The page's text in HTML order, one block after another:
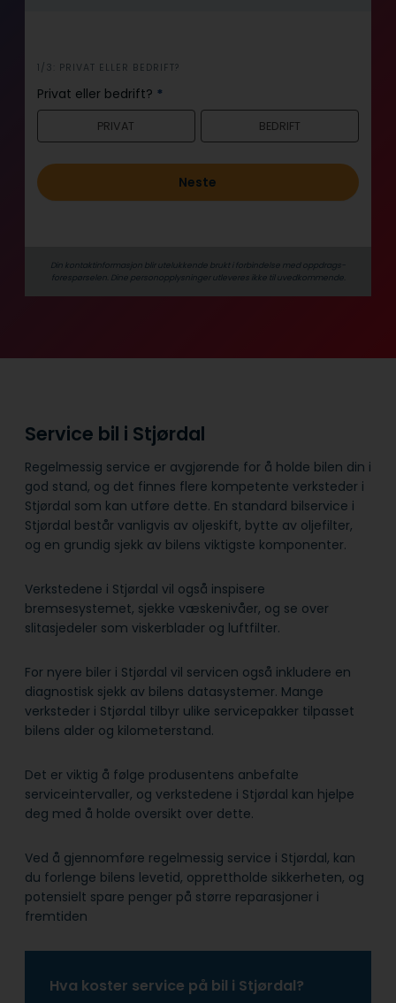
i
n
n
o
d
1/3: PRIVAT ELLER BEDRIFT?
Privat eller bedrift? *
PRIVAT BEDRIFT
Neste
Din kontaktinformasjon blir utelukkende brukt i forbindelse med oppdrags­
forespørselen. Dine person­­opplysninger utleveres ikke til uvedkommende.
Service bil i Stjørdal
Regelmessig service er avgjørende for å holde bilen din i
god stand, og det finnes flere kompetente verksteder i
Stjørdal som kan utføre dette. En standard bilservice i
Stjørdal består vanligvis av oljeskift, bytte av oljefilter,
og en grundig sjekk av bilens viktigste komponenter.
Verkstedene i Stjørdal vil også inspisere
bremsesystemet, sjekke væskenivåer, og se over
slitasjedeler som viskerblader og luftfilter.
For nyere biler i Stjørdal vil servicen også inkludere en
diagnostisk sjekk av bilens datasystemer. Mange
verksteder i Stjørdal tilbyr ulike servicepakker tilpasset
bilens alder og kilometerstand.
Det er viktig å følge produsentens anbefalte
serviceintervaller, og verkstedene i Stjørdal kan hjelpe
deg med å holde oversikt over dette.
Ved å gjennomføre regelmessig service i Stjørdal, kan
du forlenge bilens levetid, opprettholde sikkerheten, og
potensielt spare penger på større reparasjoner i
fremtiden
Hva koster service på bil i Stjørdal?